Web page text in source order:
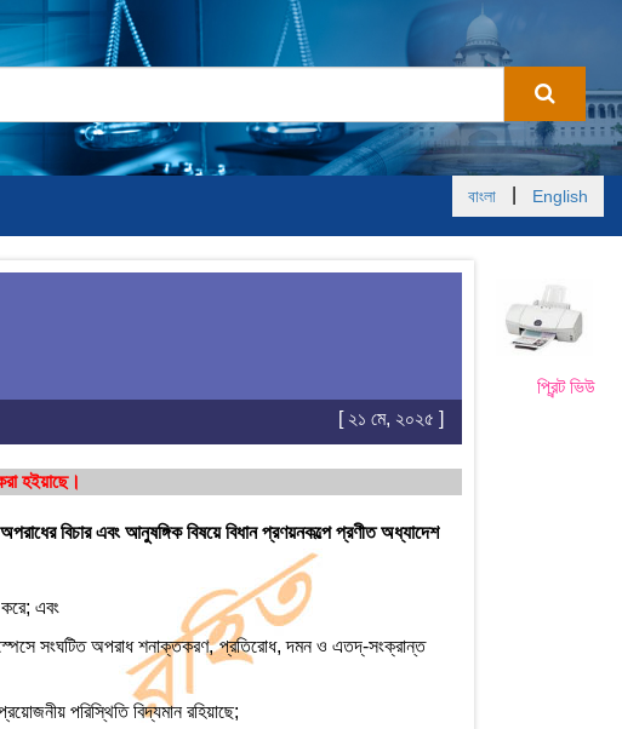
বাংলা English
প্রিন্ট ভিউ
[ ২১ মে, ২০২৫ ]
হইয়াছে।
বিচার এবং আনুষঙ্গিক বিষয়ে বিধান প্রণয়নকল্পে প্রণীত অধ্যাদেশ
এবং
সংঘটিত অপরাধ শনাক্তকরণ, প্রতিরোধ, দমন ও এতদ্‌-সংক্রান্ত
পরিস্থিতি বিদ্যমান রহিয়াছে;